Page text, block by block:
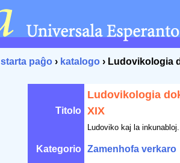
starta paĝo › katalogo › Ludovikologia
Titolo
Ludovikologia
XIX
Ludoviko kaj la
Kategorio Zamenhofa verkaro